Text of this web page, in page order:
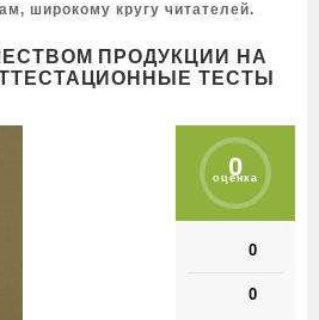
широкому кругу читателей.
ПРОДУКЦИИ НА
ТЕСТЫ
0
оценка
0
0